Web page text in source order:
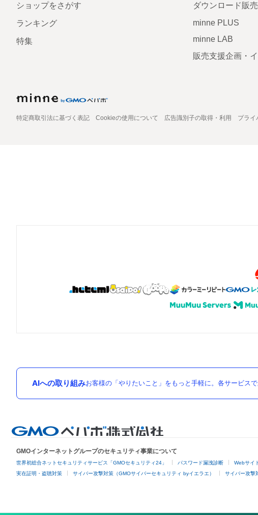
ショップをさがす
ランキング
特集
ダウンロード販売
minne PLUS
minne LAB
販売支援企画・
特定商取引法に基づく表記 Cookieの使用について 広告識別子の取得・利用 プライ
AIへの取り組みお客様の「やりたいこと」をもっと手軽に。各サービス
GMOインターネットグループのセキュリティ事業について
世界初総合ネットセキュリティサービス「GMOセキュリティ24」 パスワード漏洩診断 Webサイ
実在証明・盗聴対策 サイバー攻撃対策（GMOサイバーセキュリティ byイエラエ） サイバー攻撃